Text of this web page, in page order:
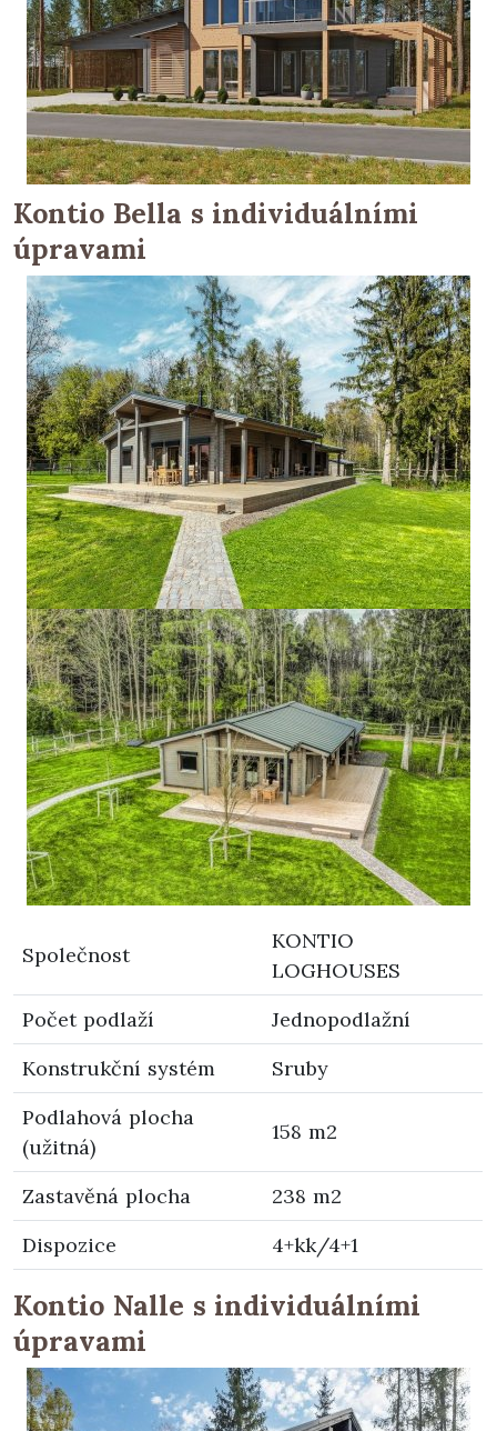
Kontio Bella s individuálními
úpravami
Společnost
KONTIO
LOGHOUSES
Počet podlaží
Jednopodlažní
Konstrukční systém
Sruby
Podlahová plocha
(užitná)
158 m2
Zastavěná plocha
238 m2
Dispozice
4+kk/4+1
Kontio Nalle s individuálními
úpravami